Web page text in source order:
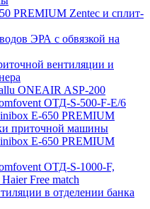
PREMIUM Zentec и сплит-
ЭРА с обвязкой на
вентиляции и
ONEAIR ASP-200
ОТД-S-500-F-E/6
E-650 PREMIUM
приточной машины
E-650 PREMIUM
ОТД-S-1000-F,
Free match
в отделении банка